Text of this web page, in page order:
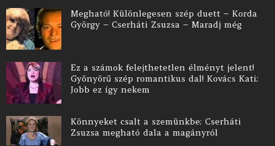
Megható! Különlegesen szép duett – Korda
György – Cserháti Zsuzsa – Maradj még
Ez a számok felejthetetlen élményt jelent!
Gyönyörű szép romantikus dal! Kovács Kati:
Jobb ez így nekem
Könnyeket csalt a szemünkbe: Cserháti
Zsuzsa megható dala a magányról